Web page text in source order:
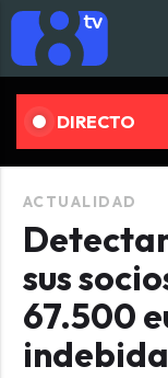
DIRECTO
ACTUALIDAD
sus
67.500
indebida